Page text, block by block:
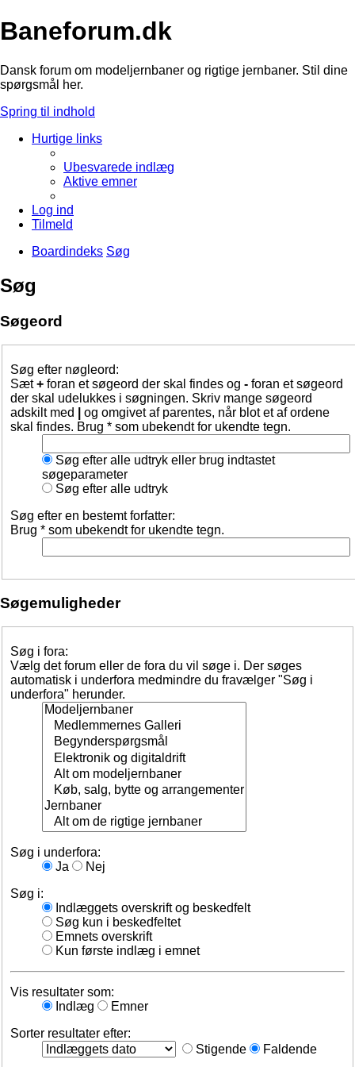
Baneforum.dk
Dansk forum om modeljernbaner og rigtige jernbaner. Stil dine
spørgsmål her.
Spring til indhold
Hurtige links
Ubesvarede indlæg
Aktive emner
Log ind
Tilmeld
Boardindeks Søg
Søg
Søgeord
Søg efter nøgleord:
Sæt+ foran et søgeord der skal findes og - foran et søgeord
der skal udelukkes i søgningen. Skriv mange søgeord
adskilt med
og omgivet af parentes, når blot et af ordene
skal findes. Brug * som ubekendt for ukendte tegn.
Søg efter alle udtryk eller brug indtastet
søgeparameter
Søg efter alle udtryk
Søg efter en bestemt forfatter:
Brug * som ubekendt for ukendte tegn.
Søgemuligheder
Søg i fora:
Vælg det forum eller de fora du vil søge i. Der søges
automatisk i underfora medmindre du fravælger "Søg i
underfora" herunder.
Søg i underfora:
Ja
Nej
Søg i:
Indlæggets overskrift og beskedfelt
Søg kun i beskedfeltet
Emnets overskrift
Kun første indlæg i emnet
Vis resultater som:
Indlæg
Emner
Sorter resultater efter:
Stigende
Faldende